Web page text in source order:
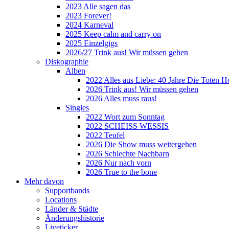
2023 Alle sagen das
2023 Forever!
2024 Karneval
2025 Keep calm and carry on
2025 Einzelgigs
2026/27 Trink aus! Wir müssen gehen
Diskographie
Alben
2022 Alles aus Liebe: 40 Jahre Die Toten
2026 Trink aus! Wir müssen gehen
2026 Alles muss raus!
Singles
2022 Wort zum Sonntag
2022 SCHEISS WESSIS
2022 Teufel
2026 Die Show muss weitergehen
2026 Schlechte Nachbarn
2026 Nur nach vorn
2026 True to the bone
Mehr davon
Supportbands
Locations
Länder & Städte
Änderungshistorie
Liveticker